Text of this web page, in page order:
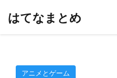
はてなまとめ
アニメとゲーム